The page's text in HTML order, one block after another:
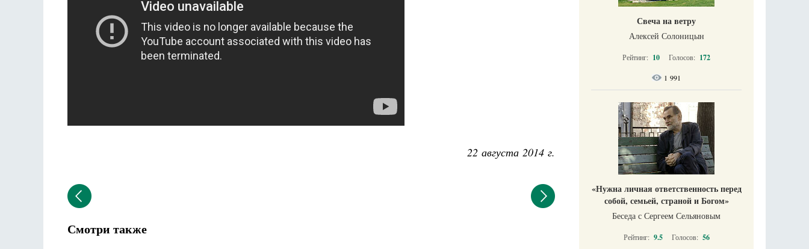
22 августа 2014 г.
Смотри также
Свеча на ветру
Алексей Солоницын
Рейтинг: 10 Голосов: 172
1 991
«Нужна личная ответственность перед
собой, семьей, страной и Богом»
Беседа с Сергеем Сельяновым
Рейтинг: 9.5 Голосов: 56